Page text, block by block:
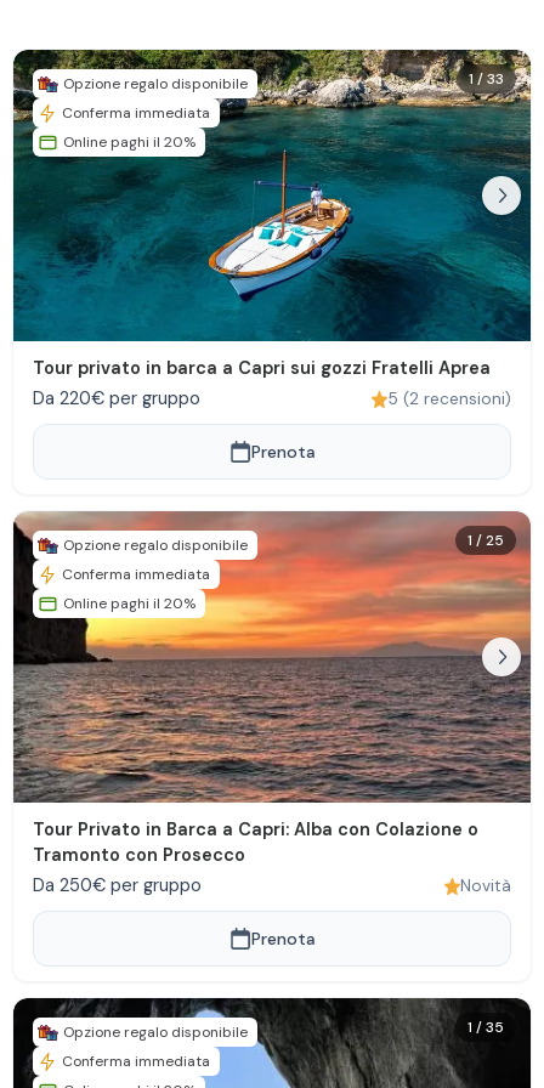
1/33
Opzione regalo disponibile
Conferma immediata
Online paghi il 20%
Tour privato in barca a Capri sui gozzi Fratelli Aprea
Da 220€ per gruppo
5 (2 recensioni)
Prenota
1 /25
Opzione regalo disponibile
Conferma immediata
Online paghi il 20%
Tour Privato in Barca a Capri: Alba con Colazione o
Tramonto con Prosecco
Da 250€ per gruppo
Novità
Prenota
1 /35
Opzione regalo disponibile
Conferma immediata